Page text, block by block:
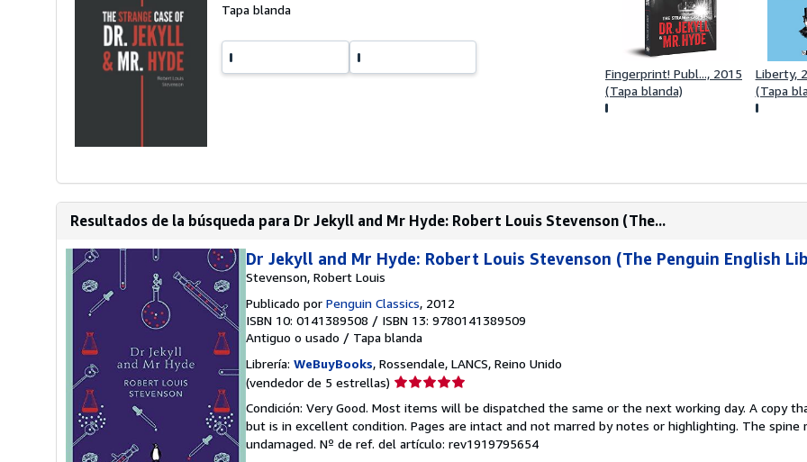
Tapa blanda
Fingerprint! Publ..., 2015
(Tapa blanda)
Liberty,
(Tapa
Resultados de la búsqueda para Dr Jekyll and Mr Hyde: Robert Louis Stevenson (The...
Dr Jekyll and Mr Hyde: Robert Louis Stevenson (The Penguin English
Stevenson, Robert Louis
Publicado por Penguin Classics, 2012
ISBN 10: 0141389508 / ISBN 13: 9780141389509
Antiguo o usado / Tapa blanda
Librería: WeBuyBooks, Rossendale, LANCS, Reino Unido
(vendedor de 5 estrellas) Calificación
vendedor:
5
de
Condición: Very Good. Most items will be dispatched the same or the next working day. A copy
but is in excellent condition. Pages are intact and not marred by notes or highlighting. The spine
undamaged. Nº de ref. del artículo: rev1919795654